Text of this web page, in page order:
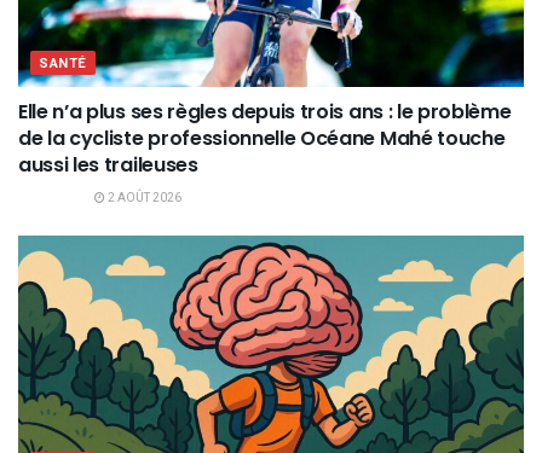
SANTÉ
Elle n’a plus ses règles depuis trois ans : le problème
de la cycliste professionnelle Océane Mahé touche
aussi les traileuses
2 AOÛT 2026